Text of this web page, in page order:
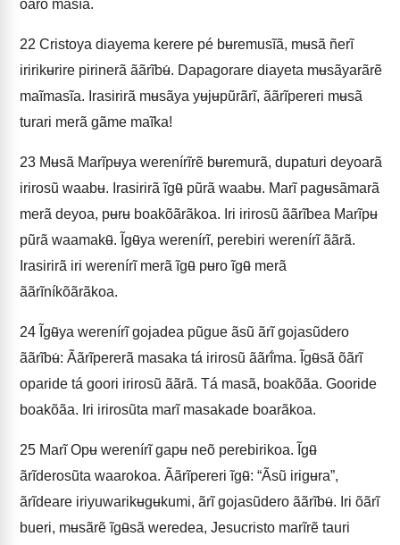
õãrõ masĩa.
22 Cristoya diayema kerere pé bʉremusĩã, mʉsã ñerĩ
iririkʉrire pirinerã ããrĩbʉ́. Dapagorare diayeta mʉsãyarãrẽ
maĩmasĩa. Irasirirã mʉsãya yʉjʉpũrãrĩ, ããrĩpereri mʉsã
turari merã gãme maĩka!
23 Mʉsã Marĩpʉya werenírĩrẽ bʉremurã, dupaturi deyoarã
irirosũ waabʉ. Irasirirã ĩgʉ̃ pũrã waabʉ. Marĩ pagʉsãmarã
merã deyoa, pʉrʉ boakõãrãkoa. Iri irirosũ ããrĩbea Marĩpʉ
pũrã waamakʉ̃. Ĩgʉ̃ya werenírĩ, perebiri werenírĩ ããrã.
Irasirirã iri werenírĩ merã ĩgʉ̃ pʉro ĩgʉ̃ merã
ããrĩníkõãrãkoa.
24 Ĩgʉ̃ya werenírĩ gojadea pũgue ãsũ ãrĩ gojasũdero
ããrĩbʉ́: Ããrĩpererã masaka tá irirosũ ããrĩ́ma. Ĩgʉ̃sã õãrĩ
oparide tá goori irirosũ ããrã. Tá masã, boakõãa. Gooride
boakõãa. Iri irirosũta marĩ masakade boarãkoa.
25 Marĩ Opʉ werenírĩ gapʉ neõ perebirikoa. Ĩgʉ̃
ãrĩderosũta waarokoa. Ããrĩpereri ĩgʉ̃: “Ãsũ irigʉra”,
ãrĩdeare iriyuwarikʉgʉkumi, ãrĩ gojasũdero ããrĩbʉ́. Iri õãrĩ
bueri, mʉsãrẽ ĩgʉ̃sã weredea, Jesucristo marĩrẽ tauri